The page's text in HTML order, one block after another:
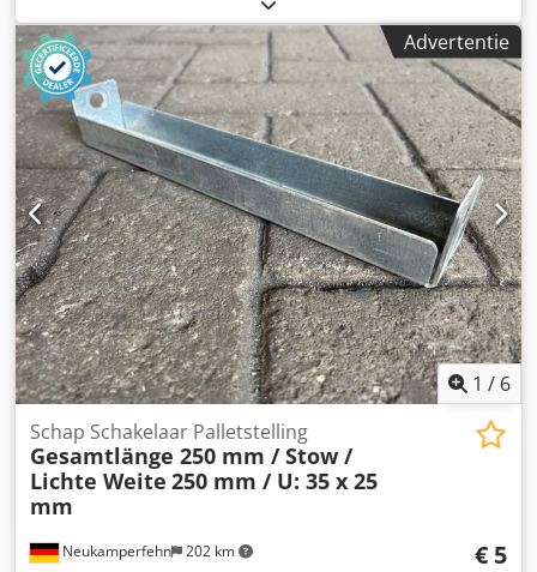
mm Totale lengte: ca. 330 mm Doorsnede: U 30 x 52 mm
Kleur materiaal: blauw Gewicht: 0,46 kg | st.
Advertentie
1 / 6
Neukamperfehn 202 km
Schap Schakelaar Palletstelling
Gesamtlänge 250 mm / Stow /
Lichte Weite 250 mm / U: 35 x 25
mm
€ 5